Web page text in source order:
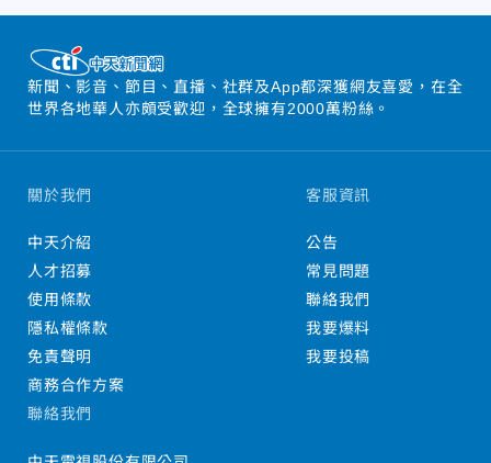
新聞、影音、節目、直播、社群及App都深獲網友喜愛，在全
世界各地華人亦頗受歡迎，全球擁有2000萬粉絲。
關於我們
中天介紹
人才招募
使用條款
隱私權條款
免責聲明
商務合作方案
客服資訊
公告
常見問題
聯絡我們
我要爆料
我要投稿
聯絡我們